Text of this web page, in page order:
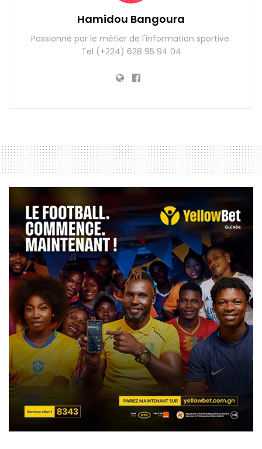
Hamidou Bangoura
Passionné par le métier de l'information sportive.
Tel (+224) 628 95 94 04